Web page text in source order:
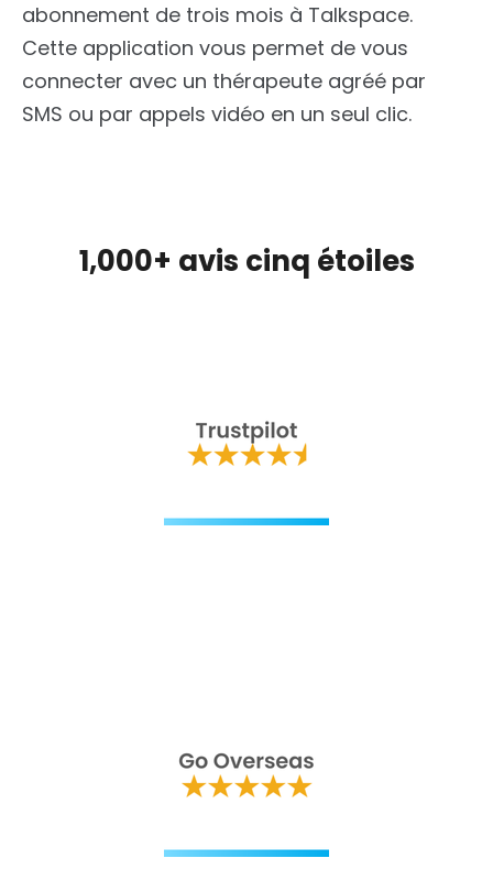
abonnement de trois mois à Talkspace.
Cette application vous permet de vous
connecter avec un thérapeute agréé par
SMS ou par appels vidéo en un seul clic.
1,000+ avis cinq étoiles